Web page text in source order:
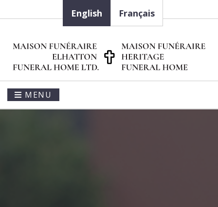
English Français
MENU